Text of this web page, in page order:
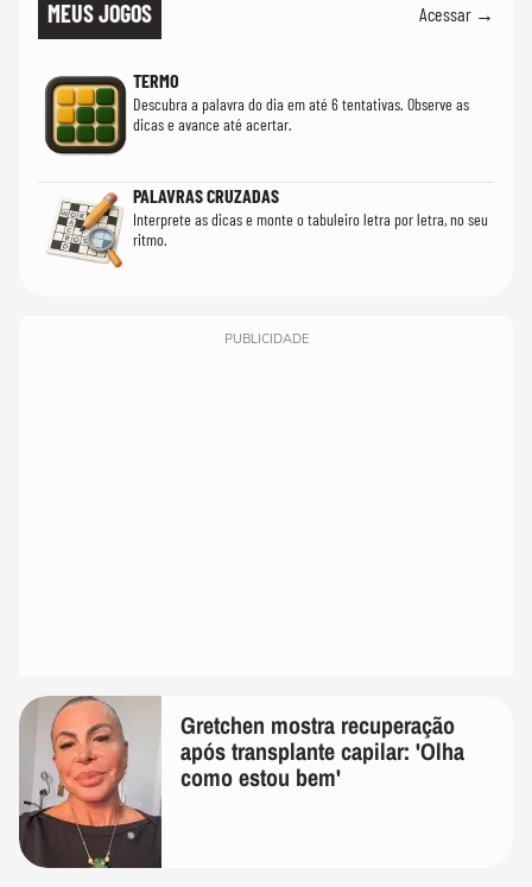
MEUS JOGOS Acessar →
TERMO
Descubra a palavra do dia em até 6 tentativas. Observe as
dicas e avance até acertar.
PALAVRAS CRUZADAS
Interprete as dicas e monte o tabuleiro letra por letra, no seu
ritmo.
PUBLICIDADE
Gretchen mostra recuperação
após transplante capilar: 'Olha
como estou bem'